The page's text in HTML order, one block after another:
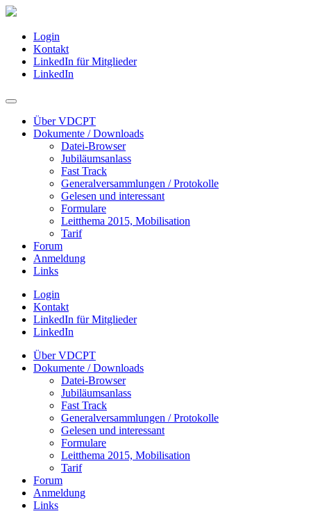
Login
Kontakt
LinkedIn für Mitglieder
LinkedIn
Über VDCPT
Dokumente / Downloads
Datei-Browser
Jubiläumsanlass
Fast Track
Generalversammlungen / Protokolle
Gelesen und interessant
Formulare
Leitthema 2015, Mobilisation
Tarif
Forum
Anmeldung
Links
Login
Kontakt
LinkedIn für Mitglieder
LinkedIn
Über VDCPT
Dokumente / Downloads
Datei-Browser
Jubiläumsanlass
Fast Track
Generalversammlungen / Protokolle
Gelesen und interessant
Formulare
Leitthema 2015, Mobilisation
Tarif
Forum
Anmeldung
Links